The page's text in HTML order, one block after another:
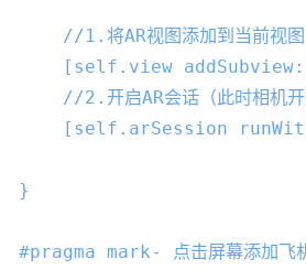
//1.将AR视图添加到当前视图
    [
self .view addSubview:
//2.开启AR会话（此时相机开
    [
self .arSession
}
#pragma mark- 点击屏幕添加飞